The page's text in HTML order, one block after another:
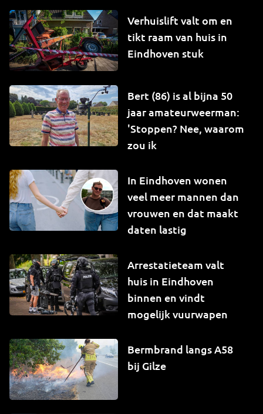
Verhuislift valt om en
tikt raam van huis in
Eindhoven stuk
Bert (86) is al bijna 50
jaar amateurweerman:
'Stoppen? Nee, waarom
zou ik
In Eindhoven wonen
veel meer mannen dan
vrouwen en dat maakt
daten lastig
Arrestatieteam valt
huis in Eindhoven
binnen en vindt
mogelijk vuurwapen
Bermbrand langs A58
bij Gilze